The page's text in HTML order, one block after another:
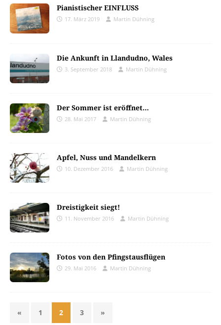
Pianistischer EINFLUSS
17. März 2019 Martin Dühning
Die Ankunft in Llandudno, Wales
3. September 2018 Martin Dühning
Der Sommer ist eröffnet…
28. Mai 2017 Martin Dühning
Apfel, Nuss und Mandelkern
10. Dezember 2016 Martin Dühning
Dreistigkeit siegt!
11. November 2016 Martin Dühning
Fotos von den Pfingstausflügen
29. Mai 2016 Martin Dühning
« 1 2 3 »